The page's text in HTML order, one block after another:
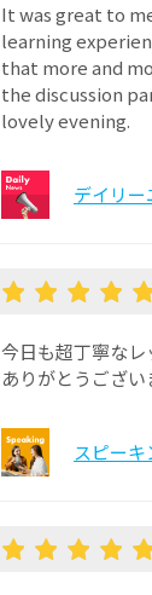
It was great to
learning
that more and
the discussion
lovely evening.
デイリー
今日も超丁寧なレ
ありがとうござい
スピーキ